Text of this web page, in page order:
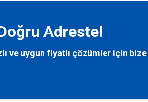
Adreste!
ve uygun fiyatlı çözümler için bize